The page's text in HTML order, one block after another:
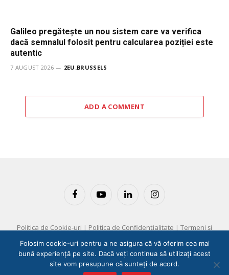
Galileo pregătește un nou sistem care va verifica
dacă semnalul folosit pentru calcularea poziției este
autentic
7 AUGUST 2026 2EU.BRUSSELS
ADD A COMMENT
FacebookYouTubeLinkedInInstagram
Politica de Cookie-uri | Politica de Confidențialitate | Termeni și
Copyright © 2025 EM360 Group
Folosim cookie-uri pentru a ne asigura că vă oferim cea mai
bună experiență pe site. Dacă veți continua să utilizați acest
site vom presupune că sunteți de acord.